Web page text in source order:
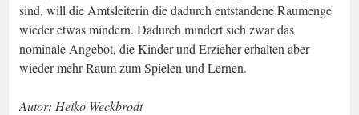
sind, will die Amtsleiterin die dadurch entstandene Raumenge
wieder etwas mindern. Dadurch mindert sich zwar das
nominale Angebot, die Kinder und Erzieher erhalten aber
wieder mehr Raum zum Spielen und Lernen.
Autor: Heiko Weckbrodt